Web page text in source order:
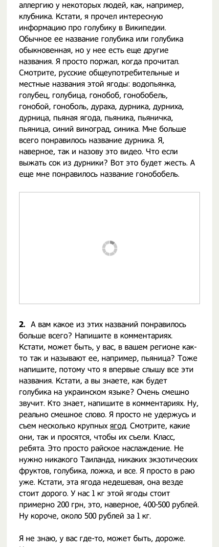
аллергию у некоторых людей, как, например,
клубника. Кстати, я прочел интересную
информацию про голубику в Википедии.
Обычное ее название голубика или голубика
обыкновенная, но у нее есть еще другие
названия. Я просто поржал, когда прочитал.
Смотрите, русские общеупотребительные и
местные названия этой ягоды: водопьянка,
голубец, голубица, гонобоб, гонобобель,
гонобой, гоноболь, дураха, дурника, дурниха,
дурница, пьяная ягода, пьяника, пьяничка,
пьяница, синий виноград, синика. Мне больше
всего понравилось название дурника. Я,
наверное, так и назову это видео. Что если
выжать сок из дурники? Вот это будет жесть. А
еще мне понравилось название гонобобель.
2. А вам какое из этих названий понравилось
больше всего? Напишите в комментариях.
Кстати, может быть, у вас, в вашем регионе как-
то так и называют ее, например, пьяница? Тоже
напишите, потому что я впервые слышу все эти
названия. Кстати, а вы знаете, как будет
голубика на украинском языке? Очень смешно
звучит. Кто знает, напишите в комментариях. Ну,
реально смешное слово. Я просто не удержусь и
съем несколько крупных ягод. Смотрите, какие
они, так и просятся, чтобы их съели. Класс,
ребята. Это просто райское наслаждение. Не
нужно никакого Таиланда, никаких экзотических
фруктов, голубика, ложка, и все. Я просто в раю
уже. Кстати, эта ягода недешевая, она везде
стоит дорого. У нас 1 кг этой ягоды стоит
примерно 200 грн, это, наверное, 400-500 рублей.
Ну короче, около 500 рублей за 1 кг.
Я не знаю, у вас где-то, может быть, дороже.